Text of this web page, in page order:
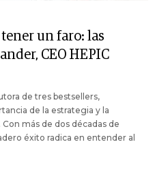
un faro: las
CEO HEPIC
de tres bestsellers,
de la estrategia y la
más de dos décadas de
éxito radica en entender al